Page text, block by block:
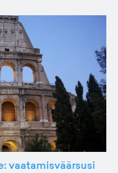
vaatamisväärsusi